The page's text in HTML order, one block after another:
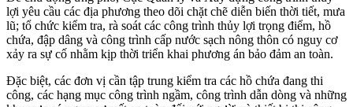
lợi yêu cầu các địa phương theo dõi chặt chẽ diễn biến thời tiết, mưa
lũ; tổ chức kiểm tra, rà soát các công trình thủy lợi trọng điểm, hồ
chứa, đập dâng và công trình cấp nước sạch nông thôn có nguy cơ
xảy ra sự cố nhằm kịp thời triển khai phương án bảo đảm an toàn.
Đặc biệt, các đơn vị cần tập trung kiểm tra các hồ chứa đang thi
công, các hạng mục công trình ngầm, công trình dẫn dòng và những